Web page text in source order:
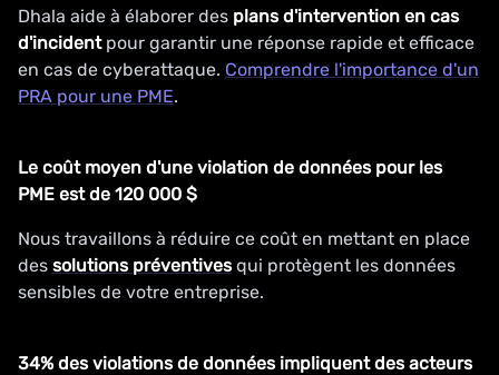
Dhala aide à élaborer des plans d'intervention en cas
d'incidentpour garantir une réponse rapide et efficace
en cas de cyberattaque. Comprendre l'importance d'un
PRA pour une PME.
Le coût moyen d'une violation de données pour les
PME est de 120 000 $
Nous travaillons à réduire ce coût en mettant en place
des solutions préventivesqui protègent les données
sensibles de votre entreprise.
34% des violations de données impliquent des acteurs